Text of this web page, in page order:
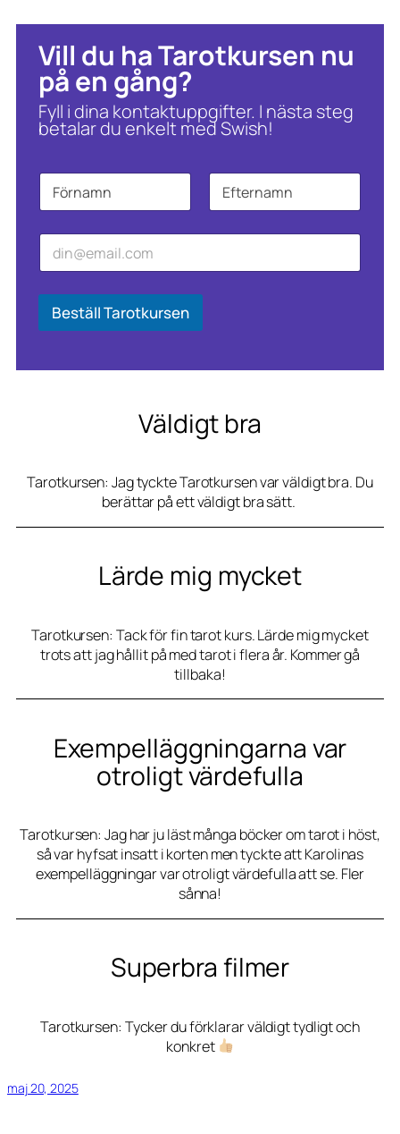
Vill du ha Tarotkursen nu
på en gång?
Fyll i dina kontaktuppgifter. I nästa steg
betalar du enkelt med Swish!
N
m
n
*
*
E
p
o
t
Beställ Tarotkursen
Väldigt bra
Tarotkursen: Jag tyckte Tarotkursen var väldigt bra. Du
berättar på ett väldigt bra sätt.
Lärde mig mycket
Tarotkursen: Tack för fin tarot kurs. Lärde mig mycket
trots att jag hållit på med tarot i flera år. Kommer gå
tillbaka!
Exempelläggningarna var
otroligt värdefulla
Tarotkursen: Jag har ju läst många böcker om tarot i höst,
så var hyfsat insatt i korten men tyckte att Karolinas
exempelläggningar var otroligt värdefulla att se. Fler
sånna!
Superbra filmer
Tarotkursen: Tycker du förklarar väldigt tydligt och
konkret
maj 20, 2025